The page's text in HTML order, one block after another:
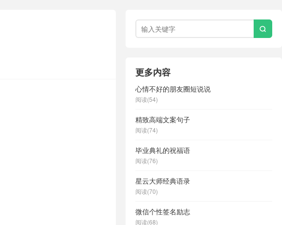

更多内容
心情不好的朋友圈短说说
阅读(54)
精致高端文案句子
阅读(74)
毕业典礼的祝福语
阅读(76)
星云大师经典语录
阅读(70)
微信个性签名励志
阅读(68)